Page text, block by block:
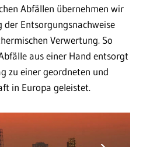
Abfällen übernehmen wir
Entsorgungsnachweise
Verwertung. So
aus einer Hand entsorgt
zu einer geordneten und
in Europa geleistet.